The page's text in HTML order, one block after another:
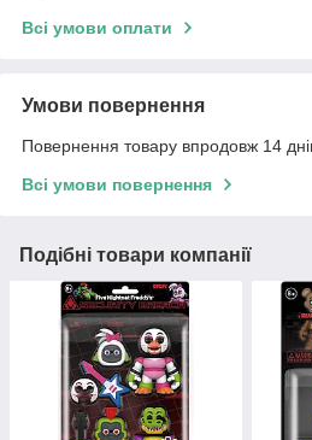
Всі умови оплати
Умови повернення
Повернення товару впродовж 14
Всі умови повернення
Подібні товари компанії